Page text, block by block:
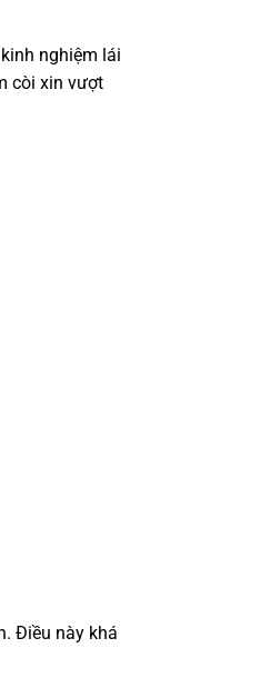
nghiệm lái
còi xin vượt
Điều này khá